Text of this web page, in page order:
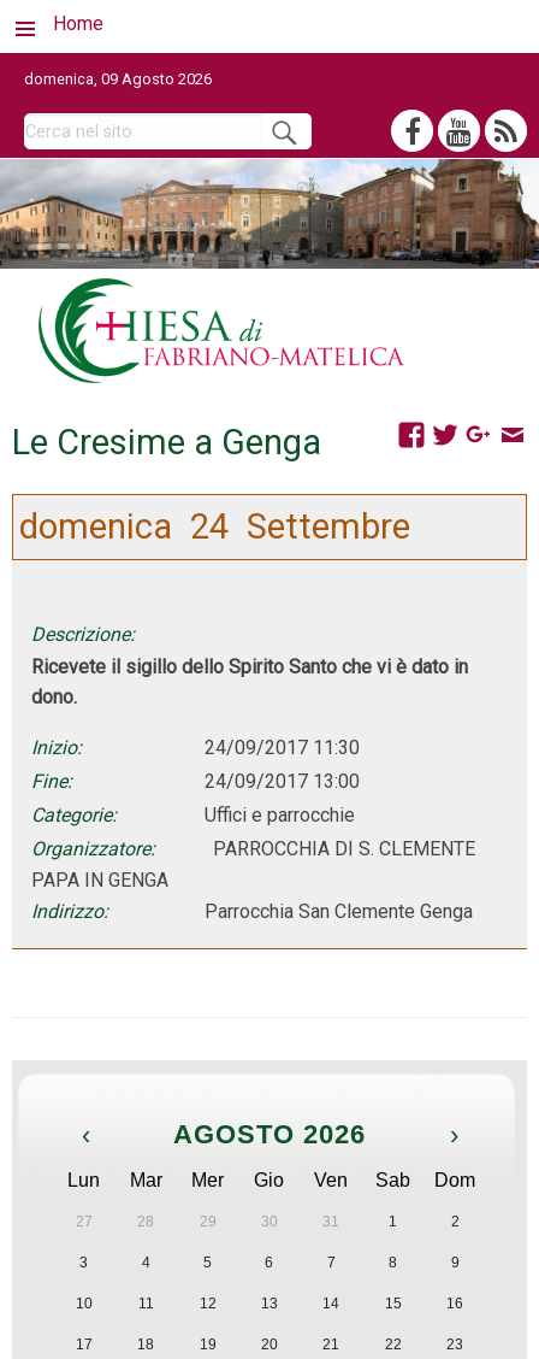
Home
domenica, 09 Agosto 2026
Le Cresime a Genga
domenica 24 Settembre
Descrizione:
Ricevete il sigillo dello Spirito Santo che vi è dato in
dono.
Inizio:
24/09/2017 11:30
Fine:
24/09/2017 13:00
Categorie:
Uffici e parrocchie
Organizzatore:
PARROCCHIA DI S. CLEMENTE
PAPA IN GENGA
Indirizzo:
Parrocchia San Clemente Genga
‹ AGOSTO 2026 ›
Lun Mar Mer Gio Ven Sab Dom
27 28 29 30 31 1 2
3 4 5 6 7 8 9
10 11 12 13 14 15 16
17 18 19 20 21 22 23